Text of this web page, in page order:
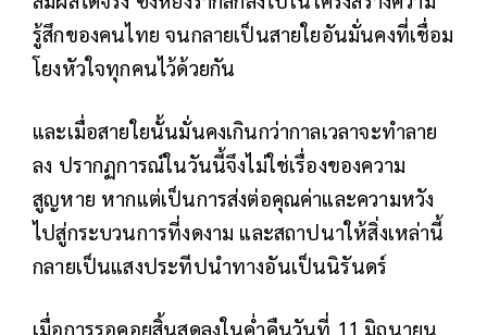
รู้สึกของคนไทย จนกลายเป็นสายใยอันมั่นคงที่เชื่อม
โยงหัวใจทุกคนไว้ด้วยกัน
และเมื่อสายใยนั้นมั่นคงเกินกว่ากาลเวลาจะทำลาย
ลง ปรากฏการณ์ในวันนี้จึงไม่ใช่เรื่องของความ
สูญหาย หากแต่เป็นการส่งต่อคุณค่าและความหวัง
ไปสู่กระบวนการที่งดงาม และสถาปนาให้สิ่งเหล่านี้
กลายเป็นแสงประทีปนำทางอันเป็นนิรันดร์
เมื่อการรอคอยสิ้นสุดลงในค่ำคืนวันที่ 11 มิถุนายน